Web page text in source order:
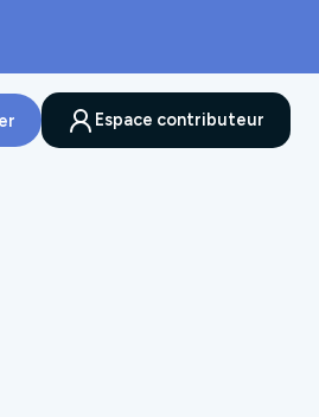
Espace contributeur